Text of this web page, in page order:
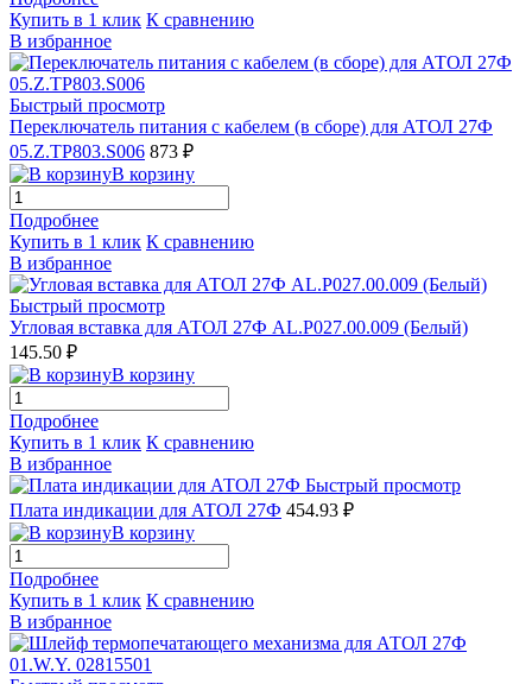
Купить в 1 клик К сравнению
В избранное
Быстрый просмотр
Переключатель питания с кабелем (в сборе) для АТОЛ 27Ф
05.Z.TP803.S006 873 ₽
В корзину
Подробнее
Купить в 1 клик К сравнению
В избранное
Быстрый просмотр
Угловая вставка для АТОЛ 27Ф AL.P027.00.009 (Белый)
145.50 ₽
В корзину
Подробнее
Купить в 1 клик К сравнению
В избранное
Быстрый просмотр
Плата индикации для АТОЛ 27Ф 454.93 ₽
В корзину
Подробнее
Купить в 1 клик К сравнению
В избранное